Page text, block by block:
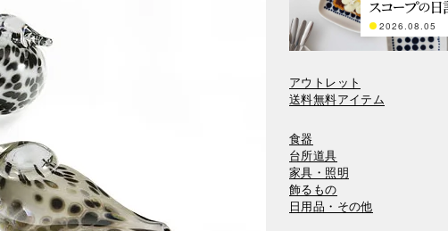
2026.08.05
アウトレット
送料無料アイテム
食器
台所道具
家具・照明
飾るもの
日用品・その他